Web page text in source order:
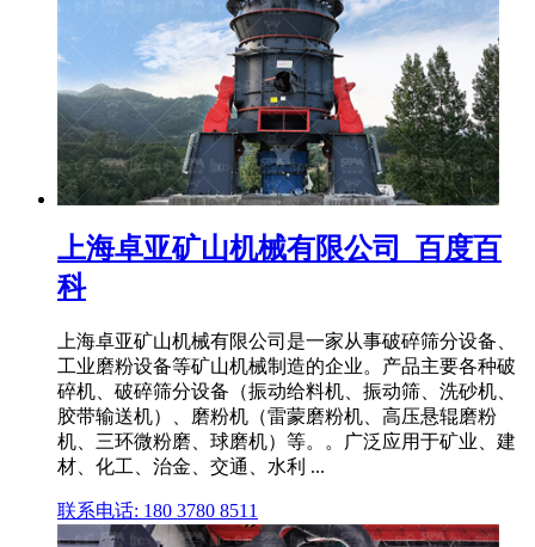
上海卓亚矿山机械有限公司_百度百
科
上海卓亚矿山机械有限公司是一家从事破碎筛分设备、
工业磨粉设备等矿山机械制造的企业。产品主要各种破
碎机、破碎筛分设备（振动给料机、振动筛、洗砂机、
胶带输送机）、磨粉机（雷蒙磨粉机、高压悬辊磨粉
机、三环微粉磨、球磨机）等。。广泛应用于矿业、建
材、化工、治金、交通、水利 ...
联系电话: 180 3780 8511